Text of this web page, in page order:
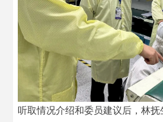
听取情况介绍和委员建议后，林